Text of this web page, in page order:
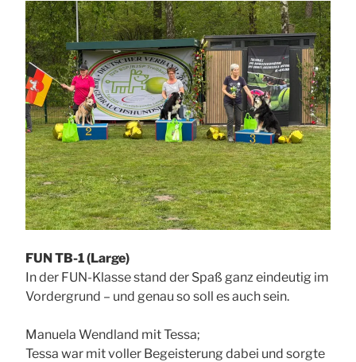
FUN TB-1 (Large)
In der FUN-Klasse stand der Spaß ganz eindeutig im
Vordergrund – und genau so soll es auch sein.
Manuela Wendland mit Tessa;
Tessa war mit voller Begeisterung dabei und sorgte